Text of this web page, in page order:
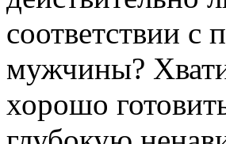
соответствии с
мужчины?
хорошо